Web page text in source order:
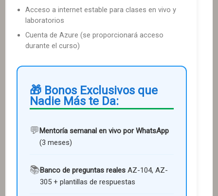
Acceso a internet estable para clases en vivo y
laboratorios
Cuenta de Azure (se proporcionará acceso
durante el curso)
🎁 Bonos Exclusivos que
Nadie Más te Da:
💬 Mentoría semanal en vivo por WhatsApp
(3 meses)
📚Banco de preguntas reales AZ-104, AZ-
305 + plantillas de respuestas